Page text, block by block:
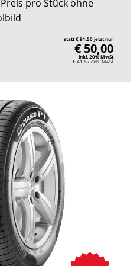
pro Stück ohne
statt € 91,50 jetzt nur
€ 50,00
inkl. 20% MwSt
€ 41,67exkl. MwSt